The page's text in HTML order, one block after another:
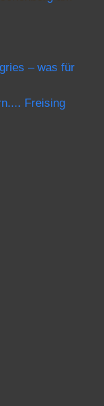
– was für
Freising